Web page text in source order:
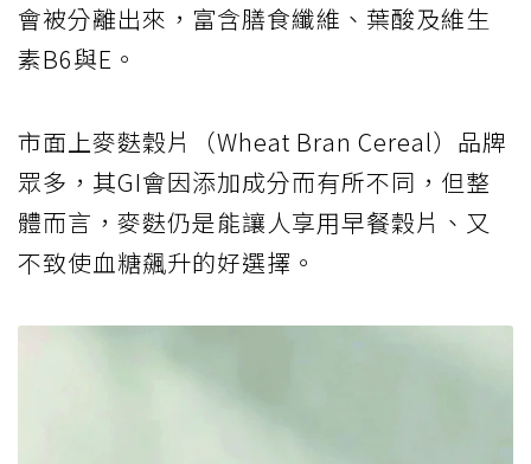
會被分離出來，富含膳食纖維、葉酸及維生
素B6與E。
市面上麥麩穀片（Wheat Bran Cereal）品牌
眾多，其GI會因添加成分而有所不同，但整
體而言，麥麩仍是能讓人享用早餐穀片、又
不致使血糖飆升的好選擇。